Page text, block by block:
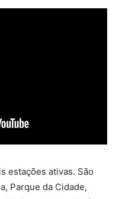
estações ativas. São
Parque da Cidade,